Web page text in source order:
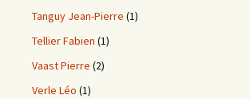
Tanguy Jean-Pierre (1)
Tellier Fabien (1)
Vaast Pierre (2)
Verle Léo (1)